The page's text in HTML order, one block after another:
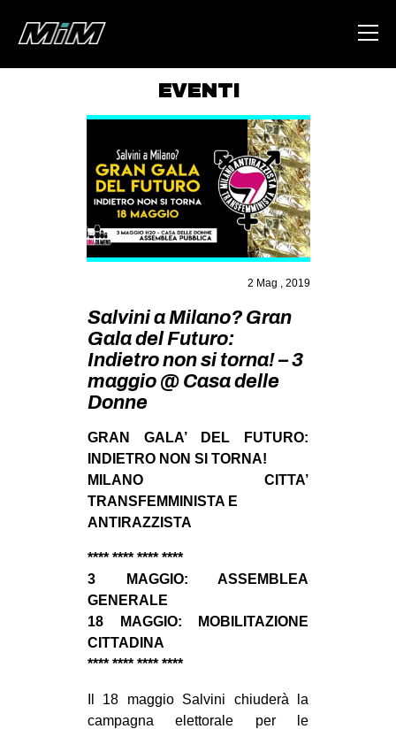
ABOUT
AREA
DEGENERAZIONE
GAZA FREESTYLE
CSOA LAMBRETTA
MSM
STUDENTI TSUNAMI
ZAM
MOBILITAZIONI
SPAZI
SPORT POPOLARE
ANTIFASCISMO
DIRITTO ALL’ABITARE
PRECARIATO
EVENTI
2 Mag , 2019
Salvini a Milano? Gran
Gala del Futuro:
Indietro non si torna! – 3
maggio @ Casa delle
Donne
GRAN GALA’ DEL FUTURO:
INDIETRO NON SI TORNA!
MILANO CITTA’
TRANSFEMMINISTA E
ANTIRAZZISTA
**** **** **** ****
3 MAGGIO: ASSEMBLEA
GENERALE
18 MAGGIO: MOBILITAZIONE
CITTADINA
**** **** **** ****
Il 18 maggio Salvini chiuderà la
campagna elettorale per le